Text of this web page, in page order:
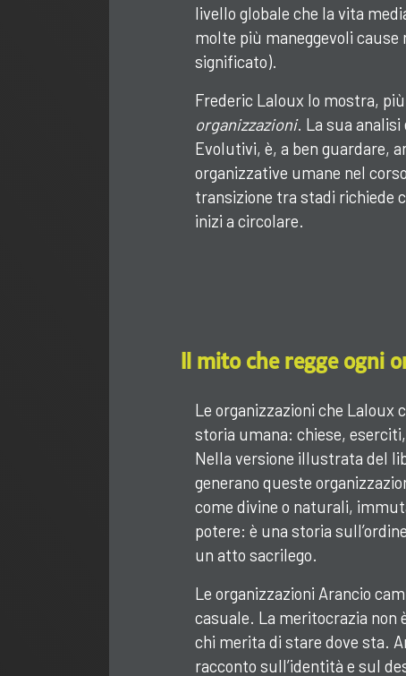
livello globale che la vita
molte più maneggevoli
significato).
Frederic Laloux lo mostra,
organizzazioni. La sua
Evolutivi, è, a ben guardare,
organizzative umane nel
transizione tra stadi richiede
inizi a circolare.
Il mito che regge ogni
Le organizzazioni che
storia umana: chiese,
Nella versione illustrata del
generano queste
come divine o naturali,
potere: è una storia
un atto sacrilego.
Le organizzazioni Arancio
casuale. La meritocrazia non
chi merita di stare dove sta.
racconto sull’identità e sul